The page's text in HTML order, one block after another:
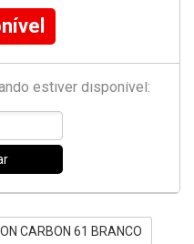
estiver disponível:
CARBON 61 BRANCO